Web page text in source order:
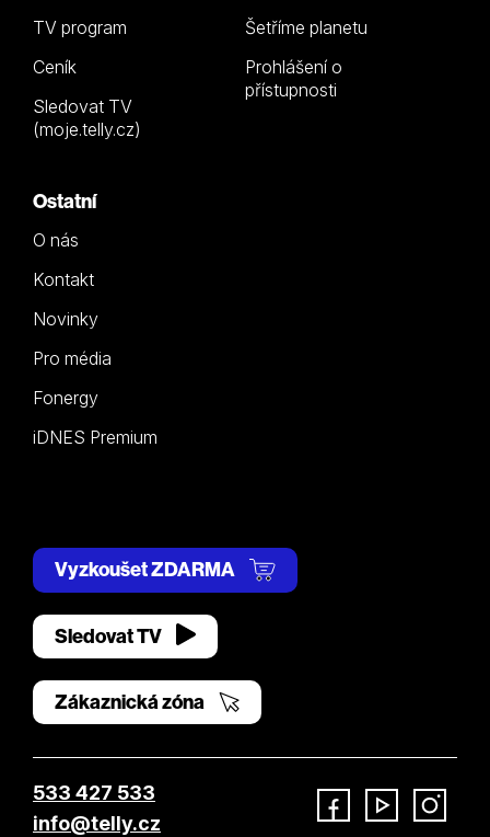
TV program
Ceník
Sledovat TV
(moje.telly.cz)
Šetříme planetu
Prohlášení o
přístupnosti
Ostatní
O nás
Kontakt
Novinky
Pro média
Fonergy
iDNES Premium
Vyzkoušet ZDARMA
Sledovat TV
Zákaznická zóna
533 427 533
info@telly.cz